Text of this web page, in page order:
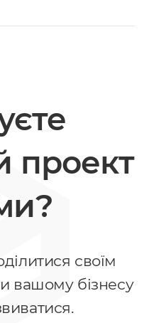
проект
своїм
вашому бізнесу